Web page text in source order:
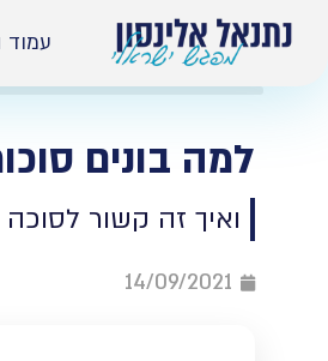
עמוד
למה בונים
ואיך זה קשור
14/09/2021